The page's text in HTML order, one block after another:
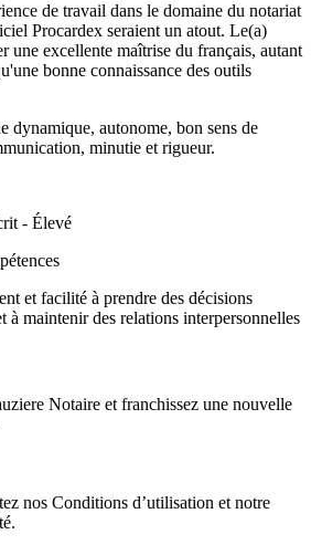
de travail dans le domaine du notariat
Procardex seraient un atout. Le(a)
une excellente maîtrise du français, autant
bonne connaissance des outils
dynamique, autonome, bon sens de
minutie et rigueur.
- Élevé
et facilité à prendre des décisions
à maintenir des relations interpersonnelles
Notaire et franchissez une nouvelle
nos Conditions d’utilisation et notre